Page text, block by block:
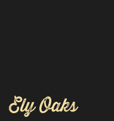
Ely Oaks